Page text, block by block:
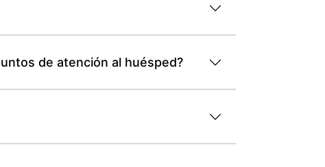
de atención al huésped?